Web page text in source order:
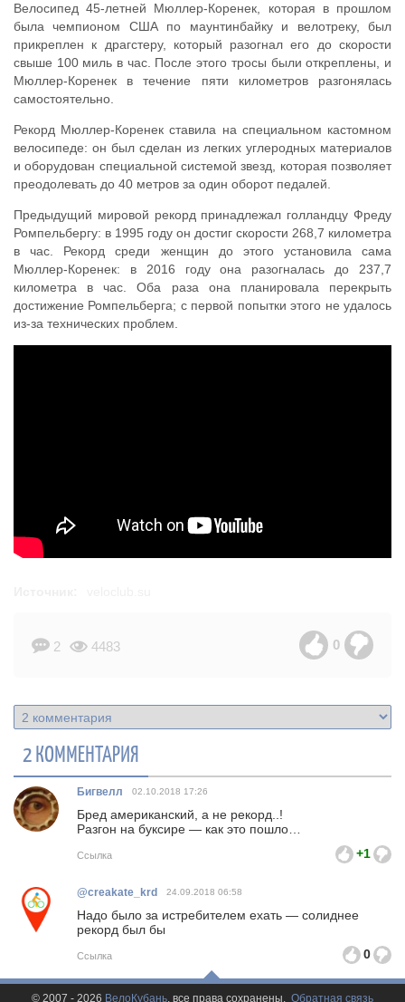
Велосипед 45-летней Мюллер-Коренек, которая в прошлом
была чемпионом США по маунтинбайку и велотреку, был
прикреплен к драгстеру, который разогнал его до скорости
свыше 100 миль в час. После этого тросы были откреплены, и
Мюллер-Коренек в течение пяти километров разгонялась
самостоятельно.
Рекорд Мюллер-Коренек ставила на специальном кастомном
велосипеде: он был сделан из легких углеродных материалов
и оборудован специальной системой звезд, которая позволяет
преодолевать до 40 метров за один оборот педалей.
Предыдущий мировой рекорд принадлежал голландцу Фреду
Ромпельбергу: в 1995 году он достиг скорости 268,7 километра
в час. Рекорд среди женщин до этого установила сама
Мюллер-Коренек: в 2016 году она разогналась до 237,7
километра в час. Оба раза она планировала перекрыть
достижение Ромпельберга; с первой попытки этого не удалось
из-за технических проблем.
2 4483 0
2 КОММЕНТАРИЯ
Бигвелл 02.10.2018 17:26
Бред американский, а не рекорд..!
Разгон на буксире — как это пошло…
Ссылка +1
@creakate_krd 24.09.2018 06:58
Надо было за истребителем ехать — солиднее
рекорд был бы
Ссылка 0
© 2007 - 2026 ВелоКубань, все права сохранены. Обратная связь